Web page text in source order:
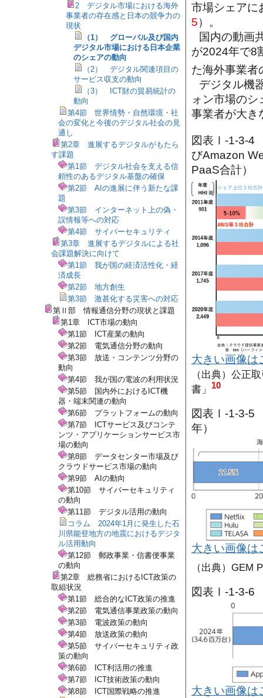
市場シェアに
5）。
国内の動画
が2024年で8
た海外事業者
デジタル機
ォン市場の
事業者が大き
図表Ⅰ-1-3-4
びAmazon
PaaS合計）
大きい画像は
（出典）公正
書」
10
図表Ⅰ-1-3-5
年）
大きい画像は
（出典）GEM
図表Ⅰ-1-3-6
大きい画像は
2 デジタル市場における海外
事業者の存在感と日本の競争力の
現状
（1） グローバル及び国内
デジタル市場における日本企業
のシェアの動向
（2） デジタル関連項目の
サービス収支の動向
（3） ICT財の貿易統計の
動向
第4節 世界情勢・自然環境・社
会の変化と今後のデジタル社会の見
通し
第2章 進展するデジタルがもたら
す課題
第1節 デジタル社会を支える信
頼性のあるデジタル基盤の確保
第2節 AIの進展に伴う新たな課
題
第3節 インターネット上の偽・
誤情報等への対応
第4節 サイバーセキュリティ
第3章 進展するデジタルによる社
会課題解決に向けて
第1節 我が国の経済活性化・経
済成長
第2節 地方創生
第3節 激甚化する災害への対応
第Ⅱ部 情報通信分野の現状と課題
第1章 ICT市場の動向
第1節 ICT産業の動向
第2節 電気通信分野の動向
第3節 放送・コンテンツ分野の
動向
第4節 我が国の電波の利用状況
第5節 国内外におけるICT機
器・端末関連の動向
第6節 プラットフォームの動向
第7節 ICTサービス及びコンテ
ンツ・アプリケーションサービス市
場の動向
第8節 データセンター市場及び
クラウドサービス市場の動向
第9節 AIの動向
第10節 サイバーセキュリティ
の動向
第11節 デジタル活用の動向
コラム 2024年1月に発生した石
川県能登地方の地震におけるデジタ
ル活用動向
第12節 郵政事業・信書便事業
の動向
第2章 総務省におけるICT政策の
取組状況
第1節 総合的なICT政策の推進
第2節 電気通信事業政策の動向
第3節 電波政策の動向
第4節 放送政策の動向
第5節 サイバーセキュリティ政
策の動向
第6節 ICT利活用の推進
第7節 ICT技術政策の動向
第8節 ICT国際戦略の推進